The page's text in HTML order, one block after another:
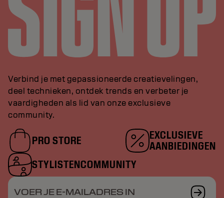
Verbind je met gepassioneerde creatievelingen,
deel technieken, ontdek trends en verbeter je
vaardigheden als lid van onze exclusieve
community.
PRO STORE
EXCLUSIEVE
AANBIEDINGEN
STYLISTENCOMMUNITY
VOER JE E-MAILADRES IN